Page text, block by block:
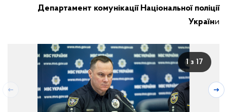
Департамент комунікації Національної поліції
України
1 з 17